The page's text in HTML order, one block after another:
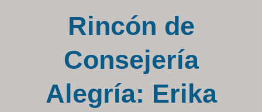
Rincón de
Consejería
Alegría: Erika